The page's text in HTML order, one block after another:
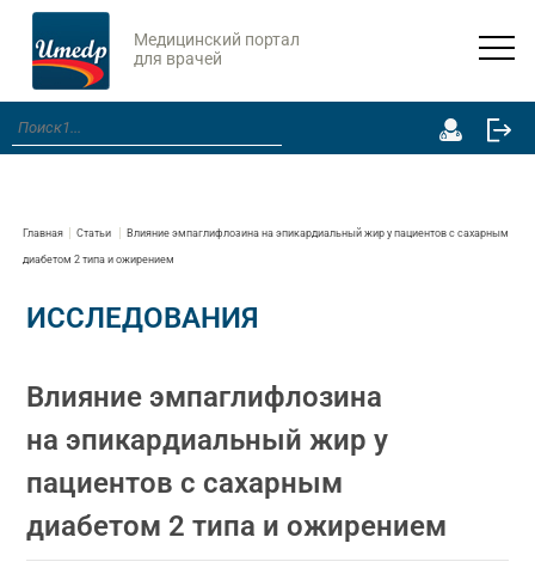
Медицинский портал
для врачей
Главная Статьи Влияние эмпаглифлозина на эпикардиальный жир у пациентов с сахарным
диабетом 2 типа и ожирением
ИССЛЕДОВАНИЯ
Влияние эмпаглифлозина
на эпикардиальный жир у
пациентов с сахарным
диабетом 2 типа и ожирением